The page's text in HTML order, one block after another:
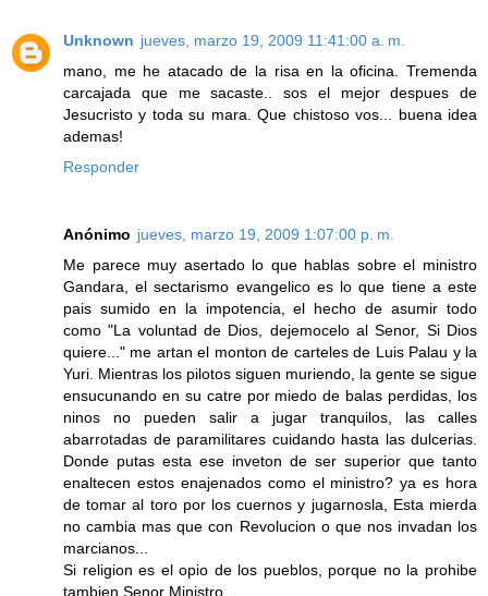
Unknown jueves, marzo 19, 2009 11:41:00 a. m.
mano, me he atacado de la risa en la oficina. Tremenda
carcajada que me sacaste.. sos el mejor despues de
Jesucristo y toda su mara. Que chistoso vos... buena idea
ademas!
Responder
Anónimo jueves, marzo 19, 2009 1:07:00 p. m.
Me parece muy asertado lo que hablas sobre el ministro
Gandara, el sectarismo evangelico es lo que tiene a este
pais sumido en la impotencia, el hecho de asumir todo
como "La voluntad de Dios, dejemocelo al Senor, Si Dios
quiere..." me artan el monton de carteles de Luis Palau y la
Yuri. Mientras los pilotos siguen muriendo, la gente se sigue
ensucunando en su catre por miedo de balas perdidas, los
ninos no pueden salir a jugar tranquilos, las calles
abarrotadas de paramilitares cuidando hasta las dulcerias.
Donde putas esta ese inveton de ser superior que tanto
enaltecen estos enajenados como el ministro? ya es hora
de tomar al toro por los cuernos y jugarnosla, Esta mierda
no cambia mas que con Revolucion o que nos invadan los
marcianos...
Si religion es el opio de los pueblos, porque no la prohibe
tambien Senor Ministro...